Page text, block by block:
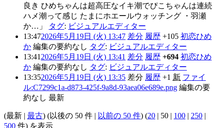
良き ひめちゃんは超高圧なイキ潮でぴこちゃんは連続
ハメ潮って感じ たまにホエールウォッチング ・羽瀬
か…」
タグ: ビジュアルエディター
13:472026年5月19日 (火) 13:47 差分 履歴 +105 初恋ひめ
か 編集の要約なし タグ: ビジュアルエディター
13:41 2026年5月19日 (火) 13:41 差分 履歴 +694 初恋ひめ
か 編集の要約なし タグ: ビジュアルエディター
13:352026年5月19日 (火) 13:35 差分 履歴 +1 新 ファイ
ル:C7299c1a-d873-425f-9a8d-93aea06e689e.png 編集の要
約なし 最新
(最新 | 最古) (以後の 50 件 | 以前の 50 件) (20 | 50 | 100 | 250 |
500 件) を表示